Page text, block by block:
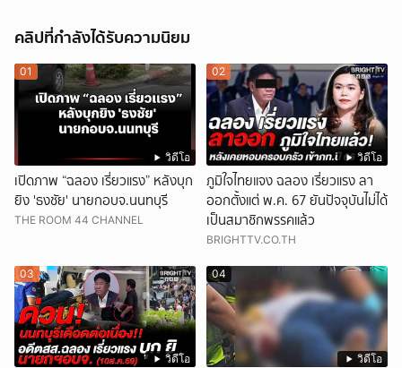
คลิปที่กำลังได้รับความนิยม
วิดีโอ
01
เปิดภาพ “ฉลอง เรี่ยวแรง” หลังบุก
ยิง 'ธงชัย' นายกอบจ.นนทบุรี
THE ROOM 44 CHANNEL
วิดีโอ
02
ภูมิใจไทยแจง ฉลอง เรี่ยวแรง ลา
ออกตั้งแต่ พ.ค. 67 ยันปัจจุบันไม่ได้
เป็นสมาชิกพรรคแล้ว
BRIGHTTV.CO.TH
วิดีโอ
03
วิดีโอ
04